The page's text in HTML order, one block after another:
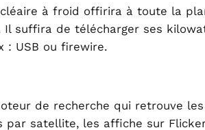
à froid offirira à toute la
suffira de télécharger ses
: USB ou firewire.
de recherche qui retrouve
par satellite, les affiche sur